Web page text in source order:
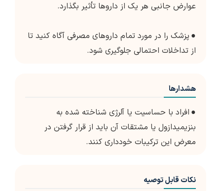
عوارض جانبی هر یک از داروها تأثیر بگذارد.
● پزشک را در مورد تمام داروهای مصرفی آگاه کنید تا
از تداخلات احتمالی جلوگیری شود.
هشدارها
● افراد با حساسیت یا آلرژی شناخته شده به
بنزیمیدازول یا مشتقات آن باید از قرار گرفتن در
معرض این ترکیبات خودداری کنند.
نکات قابل توصیه